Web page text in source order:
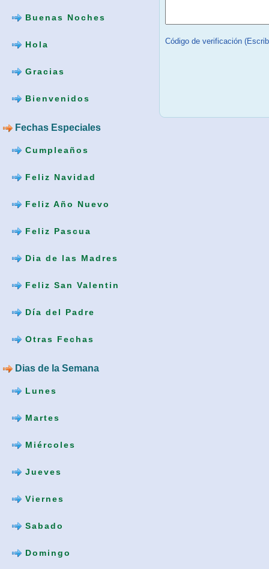
Buenas Noches
Hola
Gracias
Bienvenidos
Fechas Especiales
Cumpleaños
Feliz Navidad
Feliz Año Nuevo
Feliz Pascua
Dia de las Madres
Feliz San Valentin
Día del Padre
Otras Fechas
Dias de la Semana
Lunes
Martes
Miércoles
Jueves
Viernes
Sabado
Domingo
Código de verificación